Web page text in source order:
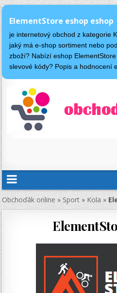
ElementStore eshop eshop
je internetový obchod z kategorie
jaký má e-shop sortiment nebo
zboží? Nabízí eshop
slevové kódy? Popis a hodnocení
Obchoďák online»Sport»Kola»